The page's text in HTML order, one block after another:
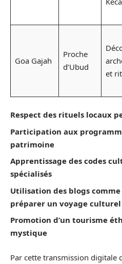
Goa Gajah
Proche
d’Ubud
et
Respect des rituels locaux
Participation aux
patrimoine
Apprentissage des codes
spécialisés
Utilisation des blogs
préparer un voyage culturel
Promotion d’un tourisme
mystique
Par cette transmission digitale